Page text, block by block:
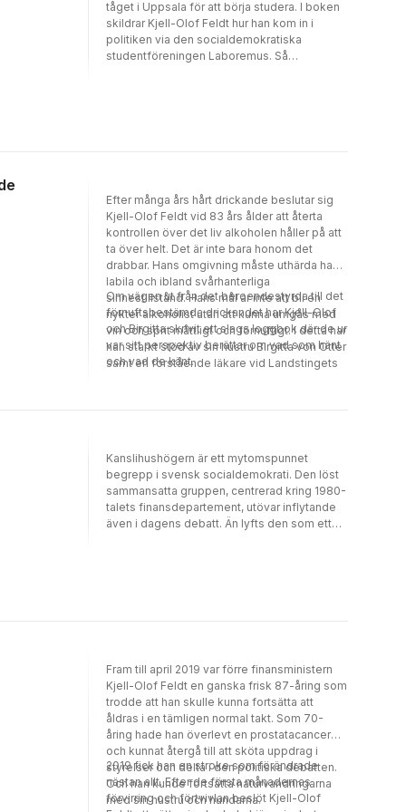
tåget i Uppsala för att börja studera. I boken
skildrar Kjell-Olof Feldt hur han kom in i
politiken via den socialdemokratiska
studentföreningen Laboremus. Så
utnämnde Feldt till handelsminister. Boken
Efter många års hårt drickande beslutar sig
Kjell-Olof Feldt vid 83 års ålder att återta
kontrollen över det liv alkoholen håller på att
ta över helt. Det är inte bara honom det
drabbar. Hans omgivning måste uthärda hans
labila och ibland svårhanterliga
sinnestillstånd. Hans mål är inte att bli en
nykter alkoholist utan att kunna umgås med
vin och sprit måttligt och förnuftigt. I detta har
han starkt stöd av sin hustru Birgitta von Otter
samt en förstående läkare vid Landstingets
Om vägen ut från det beroendestyrda till det
förnuftsbestämda drickandet har Kjell-Olof
och Birgitta skrivit ett slags loggbok där de ur
var sitt perspektiv berättar om vad som hänt
och vad de känt.
Kanslihushögern är ett mytomspunnet
begrepp i svensk socialdemokrati. Den löst
sammansatta gruppen, centrerad kring 1980-
talets finansdepartement, utövar inflytande
även i dagens debatt. Än lyfts den som ett
dem som själva var med öppenhjärtigt den
Bland de medverkande finns både
företrädare för gruppen och några av dess
kritiker. Bilden som utkristalliserar sig är att
konflikten runt gruppen aldrig handlade om
”höger” mot ”vänster”. I stället handlade det
om olika syn på hur politiken bör förhålla sig
till att samhället förändras – en fråga som är
lika aktuell i dag.
Fram till april 2019 var förre finansministern
Kjell-Olof Feldt en ganska frisk 87-åring som
trodde att han skulle kunna fortsätta att
åldras i en tämligen normal takt. Som 70-
åring hade han överlevt en prostatacancer
och kunnat återgå till att sköta uppdrag i
styrelser och delta i den politiska debatten.
Och han kunde fortsätta naturvandringarna
med sin hustru och hundarna.
2019 fick han en stroke som förändrade
nästan allt. Efter de första månadernas
förvirring och förtvivlan beslöt Kjell-Olof